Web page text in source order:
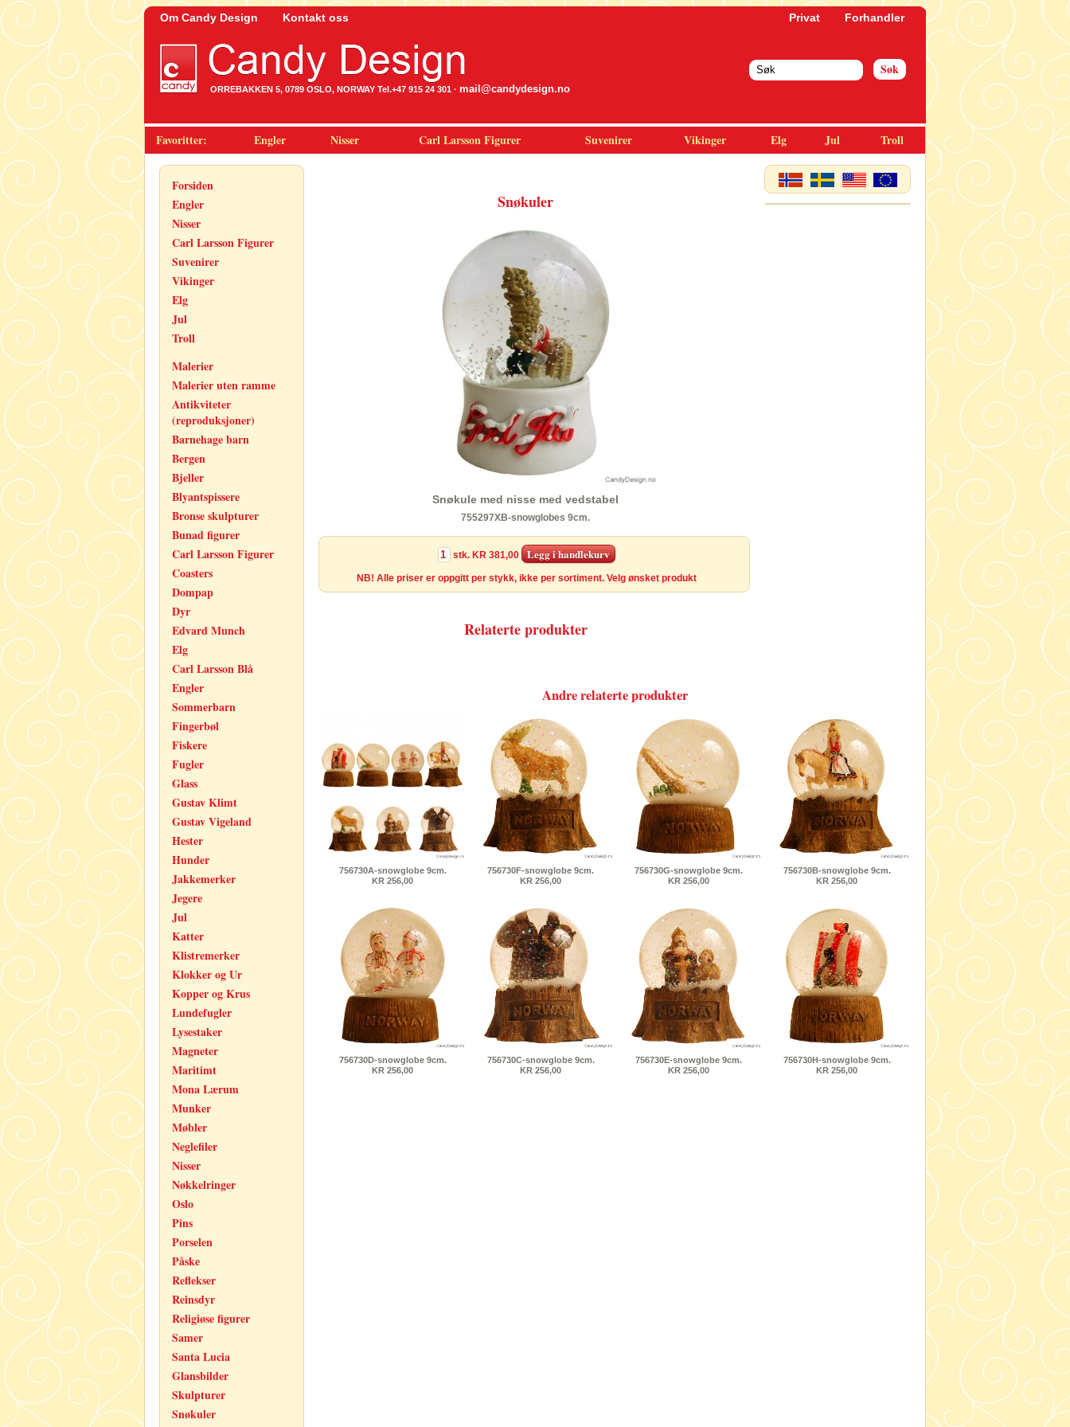
Om Candy Design Kontakt oss Privat Forhandler
ORREBAKKEN 5, 0789 OSLO, NORWAY Tel.+47 915 24 301 · mail@candydesign.no
Favoritter: Engler Nisser Carl Larsson Figurer Suvenirer Vikinger Elg Jul Troll
Forsiden
Engler
Nisser
Carl Larsson Figurer
Suvenirer
Vikinger
Elg
Jul
Troll
Malerier
Malerier uten ramme
Antikviteter
(reproduksjoner)
Barnehage barn
Bergen
Bjeller
Blyantspissere
Bronse skulpturer
Bunad figurer
Carl Larsson Figurer
Coasters
Dompap
Dyr
Edvard Munch
Elg
Carl Larsson Blå
Engler
Sommerbarn
Fingerbøl
Fiskere
Fugler
Glass
Gustav Klimt
Gustav Vigeland
Hester
Hunder
Jakkemerker
Jegere
Jul
Katter
Klistremerker
Klokker og Ur
Kopper og Krus
Lundefugler
Lysestaker
Magneter
Maritimt
Mona Lærum
Munker
Møbler
Neglefiler
Nisser
Nøkkelringer
Oslo
Pins
Porselen
Påske
Reflekser
Reinsdyr
Religiøse figurer
Samer
Santa Lucia
Glansbilder
Skulpturer
Snøkuler
Snøkuler
Snøkule med nisse med vedstabel
755297XB-snowglobes 9cm.
stk. KR 381,00
NB! Alle priser er oppgitt per stykk, ikke per sortiment. Velg ønsket produkt
Relaterte produkter
Andre relaterte produkter
756730A-snowglobe 9cm.
KR 256,00
756730F-snowglobe 9cm.
KR 256,00
756730G-snowglobe 9cm.
KR 256,00
756730B-snowglobe 9cm.
KR 256,00
756730D-snowglobe 9cm.
KR 256,00
756730C-snowglobe 9cm.
KR 256,00
756730E-snowglobe 9cm.
KR 256,00
756730H-snowglobe 9cm.
KR 256,00